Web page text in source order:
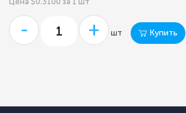
- + шт Купить